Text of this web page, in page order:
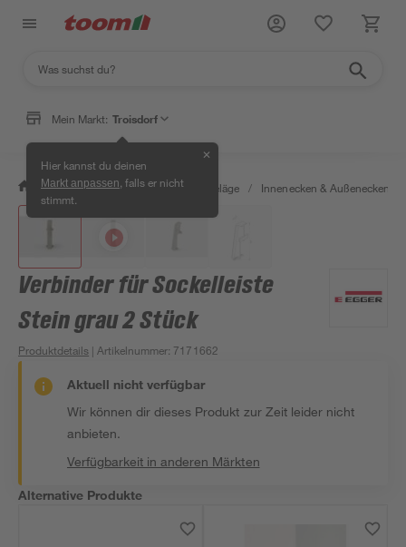
Mein Markt: Troisdorf
Hier kannst du deinen
Markt anpassen , falls er nicht
stimmt.
✕
/ Bauen & Renovieren / Bodenbeläge / Innenecken & Außenecken
Verbinder für Sockelleiste
Stein grau 2 Stück
Produktdetails | Artikelnummer: 7171662
Aktuell nicht verfügbar
Wir können dir dieses Produkt zur Zeit leider nicht
anbieten.
Verfügbarkeit in anderen Märkten
Alternative Produkte